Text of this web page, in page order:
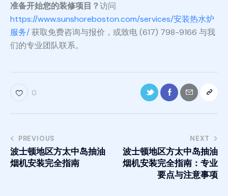
准备开始您的装修项目？访问
https://www.sunshoreboston.com/services/安装热水炉
服务/获取免费咨询与报价，或致电 (617) 798-9166 与我
们的专业团队联系。
0
PREVIOUS
波士顿地区方太中岛抽油
烟机安装完全指南
NEXT
波士顿地区方太中岛抽油
烟机安装完全指南：专业
要点与注意事项